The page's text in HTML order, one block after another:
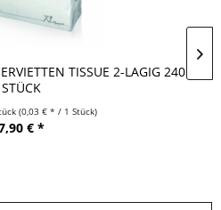
TISSUE 2-LAGIG 240
STÜCK
(0,03 € * / 1 Stück)
€ *